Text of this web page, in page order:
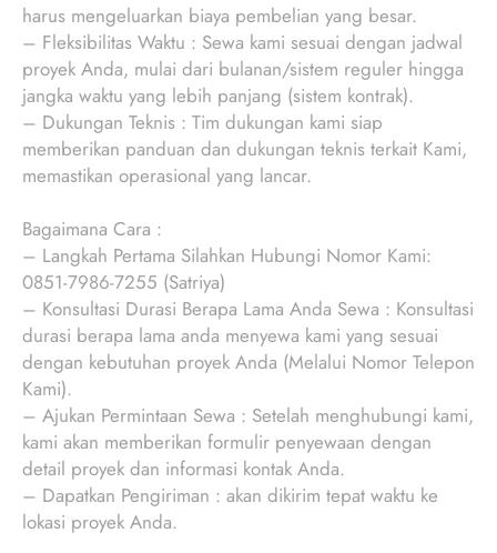
harus mengeluarkan biaya pembelian yang besar.
– Fleksibilitas Waktu : Sewa kami sesuai dengan jadwal
proyek Anda, mulai dari bulanan/sistem reguler hingga
jangka waktu yang lebih panjang (sistem kontrak).
– Dukungan Teknis : Tim dukungan kami siap
memberikan panduan dan dukungan teknis terkait Kami,
memastikan operasional yang lancar.
Bagaimana Cara :
– Langkah Pertama Silahkan Hubungi Nomor Kami:
0851-7986-7255 (Satriya)
– Konsultasi Durasi Berapa Lama Anda Sewa : Konsultasi
durasi berapa lama anda menyewa kami yang sesuai
dengan kebutuhan proyek Anda (Melalui Nomor Telepon
Kami).
– Ajukan Permintaan Sewa : Setelah menghubungi kami,
kami akan memberikan formulir penyewaan dengan
detail proyek dan informasi kontak Anda.
– Dapatkan Pengiriman : akan dikirim tepat waktu ke
lokasi proyek Anda.